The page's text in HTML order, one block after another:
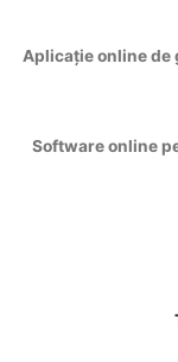
Aplicație online de
Software online